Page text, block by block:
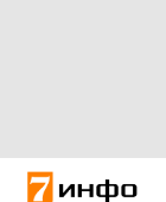
Новости
Политика